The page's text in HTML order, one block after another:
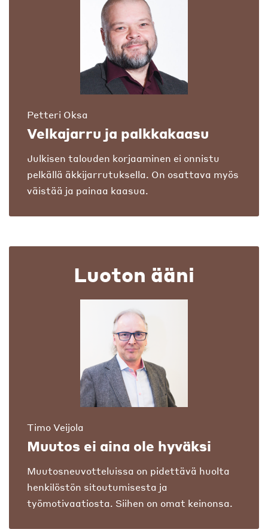
Petteri Oksa
Velkajarru ja palkkakaasu
Julkisen talouden korjaaminen ei onnistu
pelkällä äkkijarrutuksella. On osattava myös
väistää ja painaa kaasua.
Luoton ääni
Timo Veijola
Muutos ei aina ole hyväksi
Muutosneuvotteluissa on pidettävä huolta
henkilöstön sitoutumisesta ja
työmotivaatiosta. Siihen on omat keinonsa.